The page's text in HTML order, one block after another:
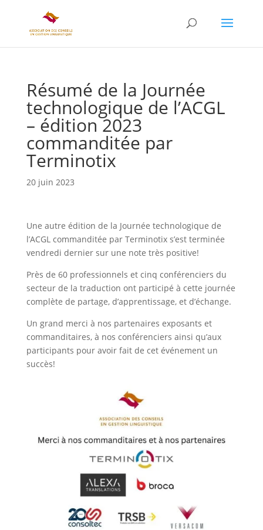
Résumé de la Journée
technologique de l’ACGL
– édition 2023
commanditée par
Terminotix
20 juin 2023
Une autre édition de la Journée technologique de
l’ACGL commanditée par Terminotix s’est terminée
vendredi dernier sur une note très positive!
Près de 60 professionnels et cinq conférenciers du
secteur de la traduction ont participé à cette journée
complète de partage, d’apprentissage, et d’échange.
Un grand merci à nos partenaires exposants et
commanditaires, à nos conférenciers ainsi qu’aux
participants pour avoir fait de cet événement un
succès!